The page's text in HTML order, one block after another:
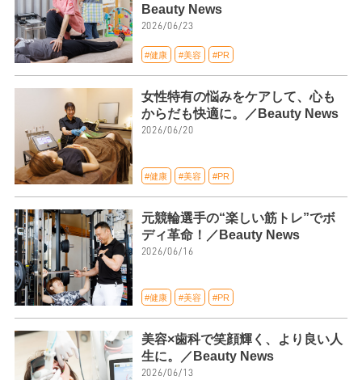
Beauty News
2026/06/23
#健康 #美容 #PR
女性特有の悩みをケアして、心も
からだも快適に。／Beauty News
2026/06/20
#健康 #美容 #PR
元競輪選手の“楽しい筋トレ”でボ
ディ革命！／Beauty News
2026/06/16
#健康 #美容 #PR
美容×歯科で笑顔輝く、より良い人
生に。／Beauty News
2026/06/13